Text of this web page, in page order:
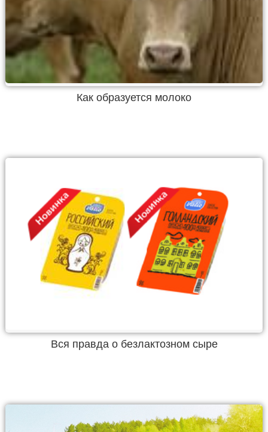
Как образуется молоко
Вся правда о безлактозном сыре